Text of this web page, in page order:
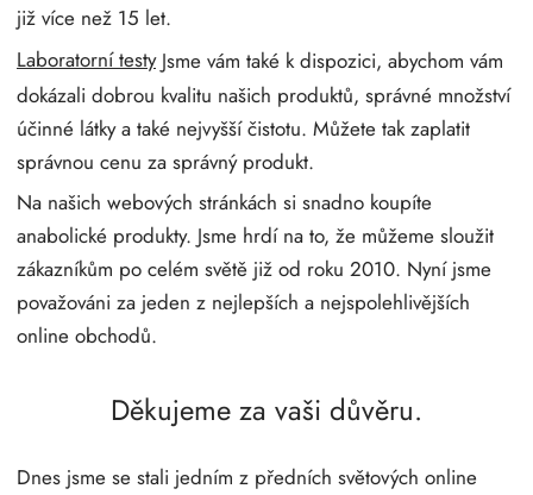
již více než 15 let.
Laboratorní testyJsme vám také k dispozici, abychom vám
dokázali dobrou kvalitu našich produktů, správné množství
účinné látky a také nejvyšší čistotu. Můžete tak zaplatit
správnou cenu za správný produkt.
Na našich webových stránkách si snadno koupíte
anabolické produkty. Jsme hrdí na to, že můžeme sloužit
zákazníkům po celém světě již od roku 2010. Nyní jsme
považováni za jeden z nejlepších a nejspolehlivějších
online obchodů.
Děkujeme za vaši důvěru.
Dnes jsme se stali jedním z předních světových online